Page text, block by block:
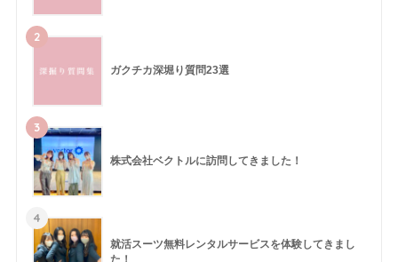
2
ガクチカ深堀り質問23選
3
株式会社ベクトルに訪問してきました！
4
就活スーツ無料レンタルサービスを体験してきまし
た！